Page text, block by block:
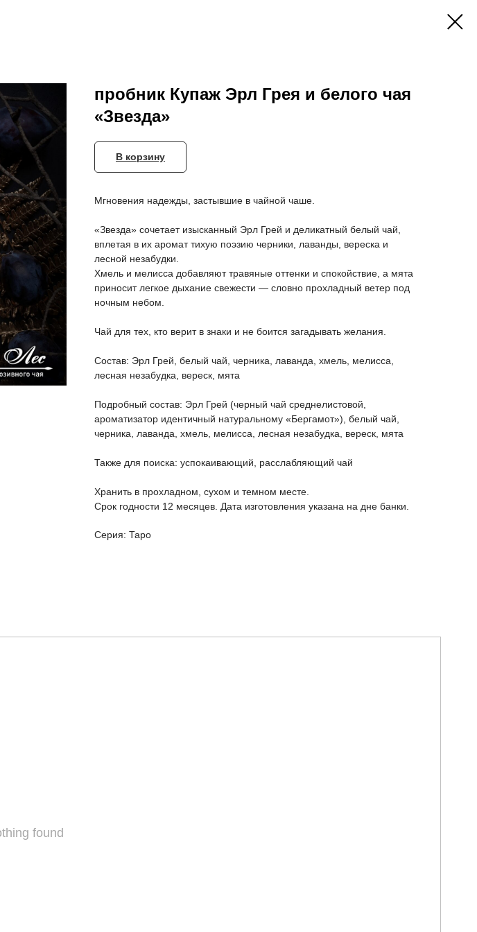
пробник Купаж Эрл Грея и белого чая
«Звезда»
В корзину
Мгновения надежды, застывшие в чайной чаше.
«Звезда» сочетает изысканный Эрл Грей и деликатный белый чай,
вплетая в их аромат тихую поэзию черники, лаванды, вереска и
лесной незабудки.
Хмель и мелисса добавляют травяные оттенки и спокойствие, а мята
приносит легкое дыхание свежести — словно прохладный ветер под
ночным небом.
Чай для тех, кто верит в знаки и не боится загадывать желания.
Состав: Эрл Грей, белый чай, черника, лаванда, хмель, мелисса,
лесная незабудка, вереск, мята
Подробный состав: Эрл Грей (черный чай среднелистовой,
ароматизатор идентичный натуральному «Бергамот»), белый чай,
черника, лаванда, хмель, мелисса, лесная незабудка, вереск, мята
Также для поиска: успокаивающий, расслабляющий чай
Хранить в прохладном, сухом и темном месте.
Срок годности 12 месяцев. Дата изготовления указана на дне банки.
Серия: Таро
found